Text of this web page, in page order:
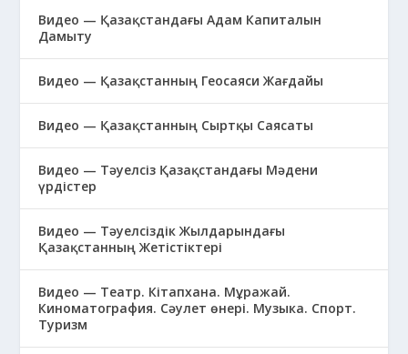
Видео — Қазақстандағы Адам Капиталын
Дамыту
Видео — Қазақстанның Геосаяси Жағдайы
Видео — Қазақстанның Сыртқы Саясаты
Видео — Тәуелсіз Қазақстандағы Мәдени
үрдістер
Видео — Тәуелсіздік Жылдарындағы
Қазақстанның Жетістіктері
Видео — Театр. Кітапхана. Мұражай.
Киноматография. Сәулет өнері. Музыка. Спорт.
Туризм